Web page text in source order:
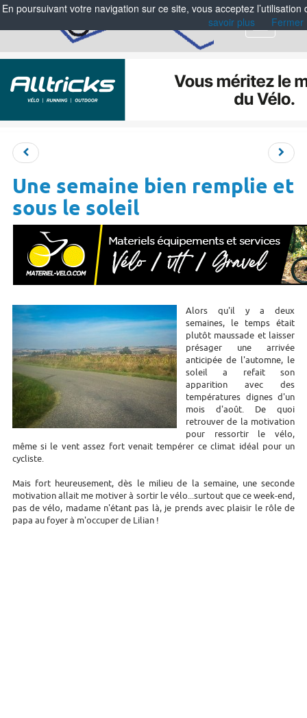
Menu
Une semaine bien remplie et
sous le soleil
Alors qu'il y a deux
semaines, le temps était
plutôt maussade et laisser
présager une arrivée
anticipée de l'automne, le
soleil a refait son
apparition avec des
températures dignes d'un
mois d'août. De quoi
retrouver de la motivation
pour ressortir le vélo,
même si le vent assez fort venait tempérer ce climat idéal pour un
cycliste.
Mais fort heureusement, dès le milieu de la semaine, une seconde
motivation allait me motiver à sortir le vélo...surtout que ce week-end,
pas de vélo, madame n'étant pas là, je prends avec plaisir le rôle de
papa au foyer à m'occuper de Lilian !
En poursuivant votre navigation sur ce site, vous acceptez
savoir plus
Fermer